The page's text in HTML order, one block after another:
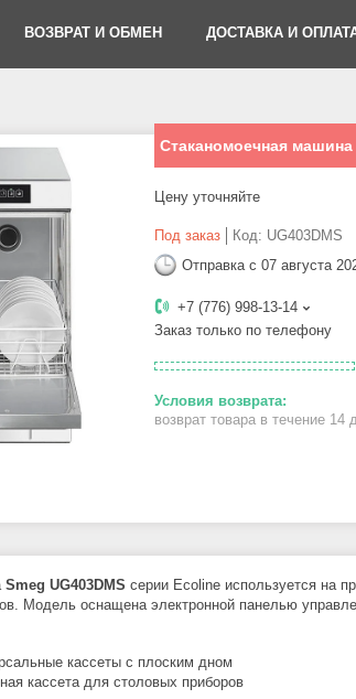
ВОЗВРАТ И ОБМЕН ДОСТАВКА И
Стаканомоечная машина
Цену уточняйте
Под заказ Код: UG403DMS
Отправка с 07 августа
+7 (776) 998-13-14
Заказ только по телефону
возврат товара в течение 14
Smeg UG403DMS серии Ecoline используется на
Модель оснащена электронной панелью
кассеты с плоским дном
кассета для столовых приборов